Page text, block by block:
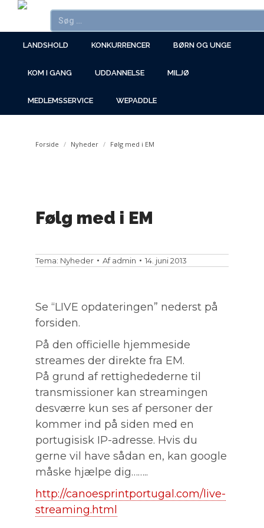
LANDSHOLD KONKURRENCER BØRN OG UNGE
KOM I GANG UDDANNELSE MILJØ
MEDLEMSSERVICE WEPADDLE
You are here:
Forside Nyheder Følg med i EM
Følg med i EM
Tema: Nyheder Afadmin 14. juni 2013
Se “LIVE opdateringen” nederst på
forsiden.
På den officielle hjemmeside
streames der direkte fra EM.
På grund af rettighedederne til
transmissioner kan streamingen
desværre kun ses af personer der
kommer ind på siden med en
portugisisk IP-adresse. Hvis du
gerne vil have sådan en, kan google
måske hjælpe dig……..
http://canoesprintportugal.com/live-
streaming.html